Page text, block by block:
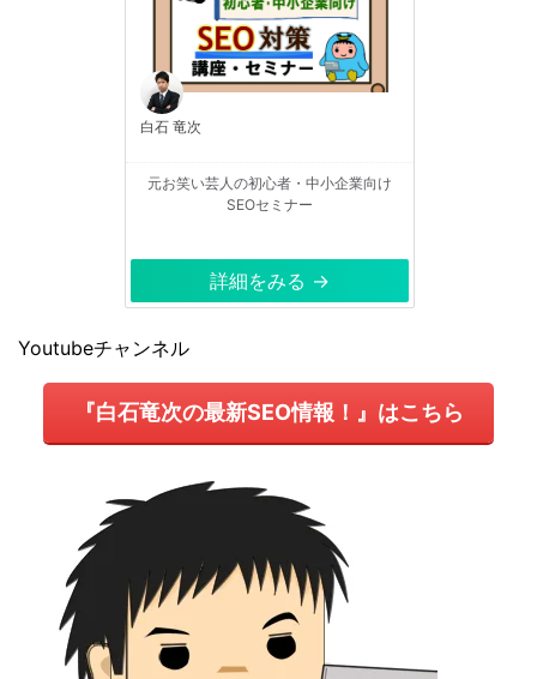
白石 竜次
元お笑い芸人の初心者・中小企業向け
SEOセミナー
詳細をみる →
Youtubeチャンネル
『白石竜次の最新SEO情報！』はこちら